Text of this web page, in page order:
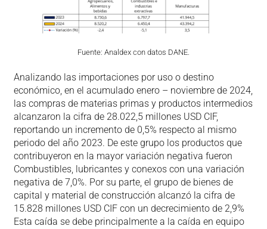
Fuente: Analdex con datos DANE.
Analizando las importaciones por uso o destino
económico, en el acumulado enero – noviembre de 2024,
las compras de materias primas y productos intermedios
alcanzaron la cifra de 28.022,5 millones USD CIF,
reportando un incremento de 0,5% respecto al mismo
periodo del año 2023. De este grupo los productos que
contribuyeron en la mayor variación negativa fueron
Combustibles, lubricantes y conexos con una variación
negativa de 7,0%. Por su parte, el grupo de bienes de
capital y material de construcción alcanzó la cifra de
15.828 millones USD CIF con un decrecimiento de 2,9%
Esta caída se debe principalmente a la caída en equipo